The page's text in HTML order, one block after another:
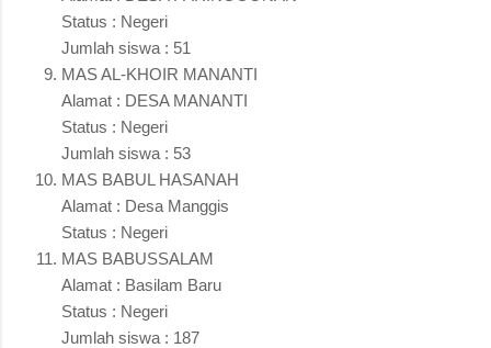
Status : Negeri
Jumlah siswa : 51
MAS AL-KHOIR MANANTI
Alamat : DESA MANANTI
Status : Negeri
Jumlah siswa : 53
MAS BABUL HASANAH
Alamat : Desa Manggis
Status : Negeri
MAS BABUSSALAM
Alamat : Basilam Baru
Status : Negeri
Jumlah siswa : 187